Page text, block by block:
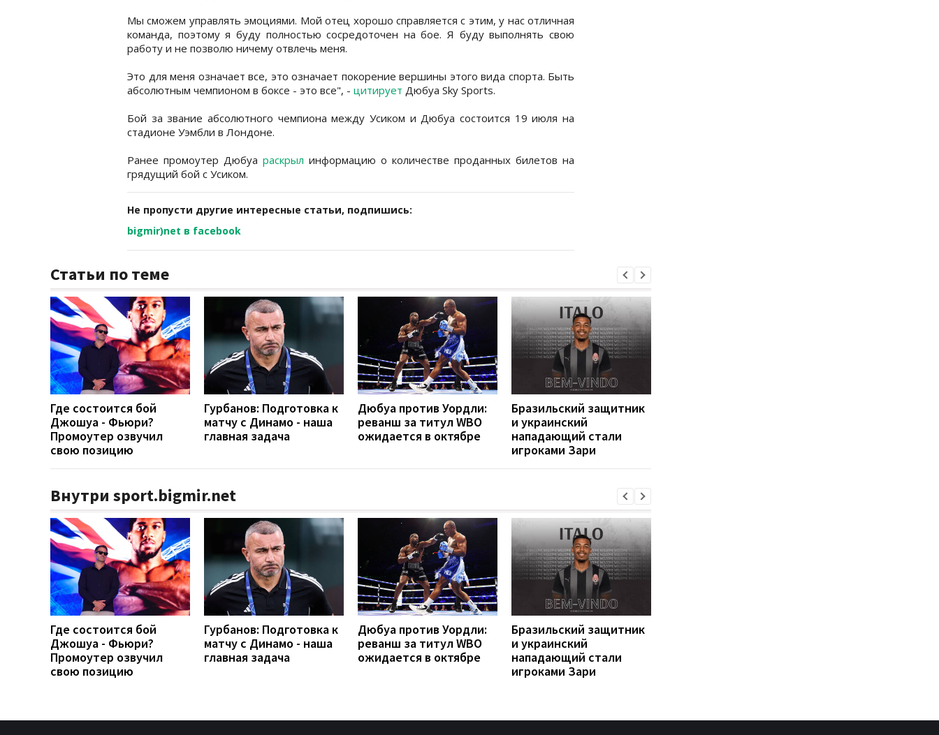
Мы сможем управлять эмоциями. Мой отец хорошо справляется с этим, у нас отличная
команда, поэтому я буду полностью сосредоточен на бое. Я буду выполнять свою
работу и не позволю ничему отвлечь меня.
Это для меня означает все, это означает покорение вершины этого вида спорта. Быть
абсолютным чемпионом в боксе - это все", - цитирует Дюбуа Sky Sports.
Бой за звание абсолютного чемпиона между Усиком и Дюбуа состоится 19 июля на
стадионе Уэмбли в Лондоне.
Ранее промоутер Дюбуа раскрыл информацию о количестве проданных билетов на
грядущий бой с Усиком.
Не пропусти другие интересные статьи, подпишись:
bigmir)net в facebook
Статьи по теме
Где состоится бой
Джошуа - Фьюри?
Промоутер озвучил
свою позицию
Гурбанов: Подготовка к
матчу с Динамо - наша
главная задача
Дюбуа против Уордли:
реванш за титул WBO
ожидается в октябре
Бразильский защитник
и украинский
нападающий стали
игроками Зари
Внутри sport.bigmir.net
Где состоится бой
Джошуа - Фьюри?
Промоутер озвучил
свою позицию
Гурбанов: Подготовка к
матчу с Динамо - наша
главная задача
Дюбуа против Уордли:
реванш за титул WBO
ожидается в октябре
Бразильский защитник
и украинский
нападающий стали
игроками Зари